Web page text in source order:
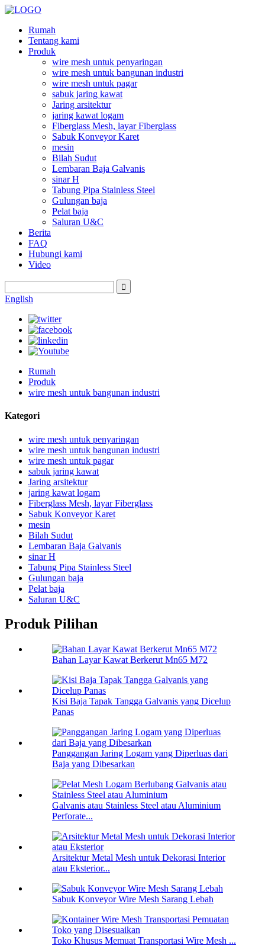
Rumah
Tentang kami
Produk
wire mesh untuk penyaringan
wire mesh untuk bangunan industri
wire mesh untuk pagar
sabuk jaring kawat
Jaring arsitektur
jaring kawat logam
Fiberglass Mesh, layar Fiberglass
Sabuk Konveyor Karet
mesin
Bilah Sudut
Lembaran Baja Galvanis
sinar H
Tabung Pipa Stainless Steel
Gulungan baja
Pelat baja
Saluran U&C
Berita
FAQ
Hubungi kami
Video
English
Rumah
Produk
wire mesh untuk bangunan industri
Kategori
wire mesh untuk penyaringan
wire mesh untuk bangunan industri
wire mesh untuk pagar
sabuk jaring kawat
Jaring arsitektur
jaring kawat logam
Fiberglass Mesh, layar Fiberglass
Sabuk Konveyor Karet
mesin
Bilah Sudut
Lembaran Baja Galvanis
sinar H
Tabung Pipa Stainless Steel
Gulungan baja
Pelat baja
Saluran U&C
Produk Pilihan
Bahan Layar Kawat Berkerut Mn65 M72
Kisi Baja Tapak Tangga Galvanis yang Dicelup
Panas
Panggangan Jaring Logam yang Diperluas dari
Baja yang Dibesarkan
Galvanis atau Stainless Steel atau Aluminium
Perforate...
Arsitektur Metal Mesh untuk Dekorasi Interior
atau Eksterior...
Sabuk Konveyor Wire Mesh Sarang Lebah
Toko Khusus Memuat Transportasi Wire Mesh ...